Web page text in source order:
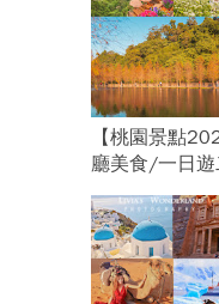
【桃園景點
廳美食/一日